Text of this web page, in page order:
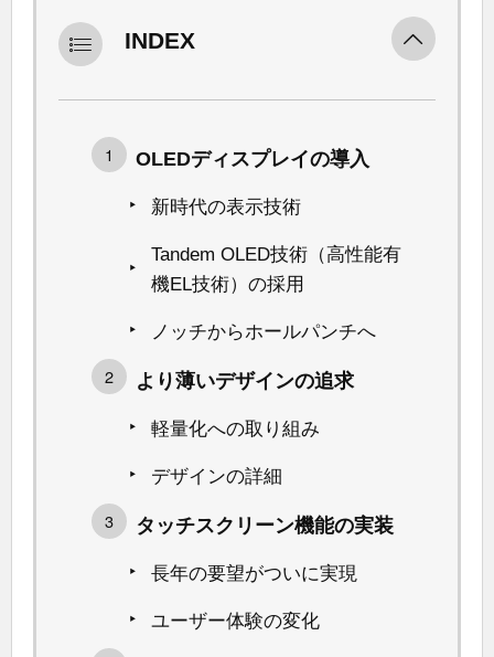
INDEX
OLEDディスプレイの導入
新時代の表示技術
Tandem OLED技術（高性能有
機EL技術）の採用
ノッチからホールパンチへ
より薄いデザインの追求
軽量化への取り組み
デザインの詳細
タッチスクリーン機能の実装
長年の要望がついに実現
ユーザー体験の変化